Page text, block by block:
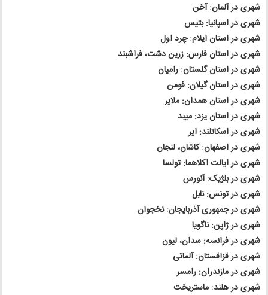
شهری در آلمان: آخن
شهری در اسپانیا: بتیس
شهری در استان ایلام: چرد اول
شهری در استان فارس: زرین دشت، فراشبند
شهری در استان گلستان: رامیان
شهری در استان گیلان: فومن
شهری در استان همدان: ملایر
شهری در استان یزد: میبد
شهری در اسکاتلند: ایر
شهری در اصفهان: کاشان، لنجان
شهری در ایالت اکلاهما: تولسا
شهری در بلژیک: آنورس
شهری در تونس: نابل
شهری در جمهوری آذربایجان: نخجوان
شهری در ژاپن: ناگویا
شهری در فرانسه: سدان، لیون
شهری در قزاقستان: آلماتی
شهری در مازندران: رامسر
شهری در هلند: ماستریخت